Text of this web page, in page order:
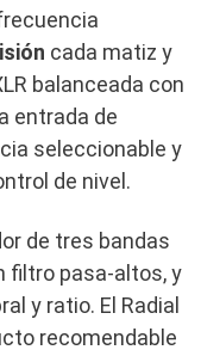
cada matiz y
balanceada con
entrada de
seleccionable y
de nivel.
de tres bandas
filtro pasa-altos, y
y ratio. El Radial
recomendable